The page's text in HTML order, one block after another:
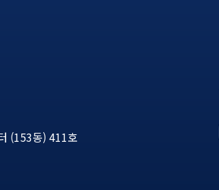
(153동) 411호